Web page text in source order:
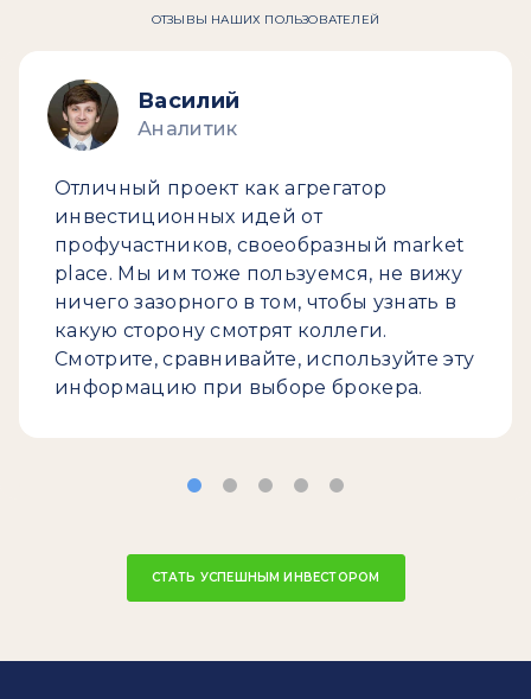
ОТЗЫВЫ НАШИХ ПОЛЬЗОВАТЕЛЕЙ
Василий
Аналитик
Отличный проект как агрегатор
инвестиционных идей от
профучастников, своеобразный market
place. Мы им тоже пользуемся, не вижу
ничего зазорного в том, чтобы узнать в
какую сторону смотрят коллеги.
Смотрите, сравнивайте, используйте эту
информацию при выборе брокера.
СТАТЬ УСПЕШНЫМ ИНВЕСТОРОМ